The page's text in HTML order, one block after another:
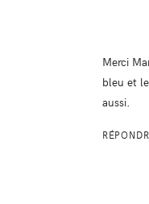
Merci
bleu et
aussi.